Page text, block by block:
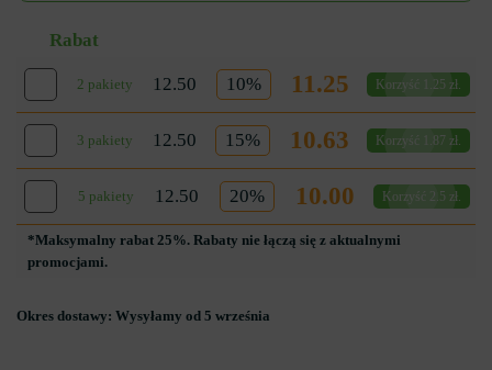
Rabat
2 pakiety 12.50 10% 11.25 Korzyść 1.25 zł.
3 pakiety 12.50 15% 10.63 Korzyść 1.87 zł.
5 pakiety 12.50 20% 10.00 Korzyść 2.5 zł.
*Maksymalny rabat 25%. Rabaty nie łączą się z aktualnymi
promocjami.
Okres dostawy: Wysyłamy od 5 września